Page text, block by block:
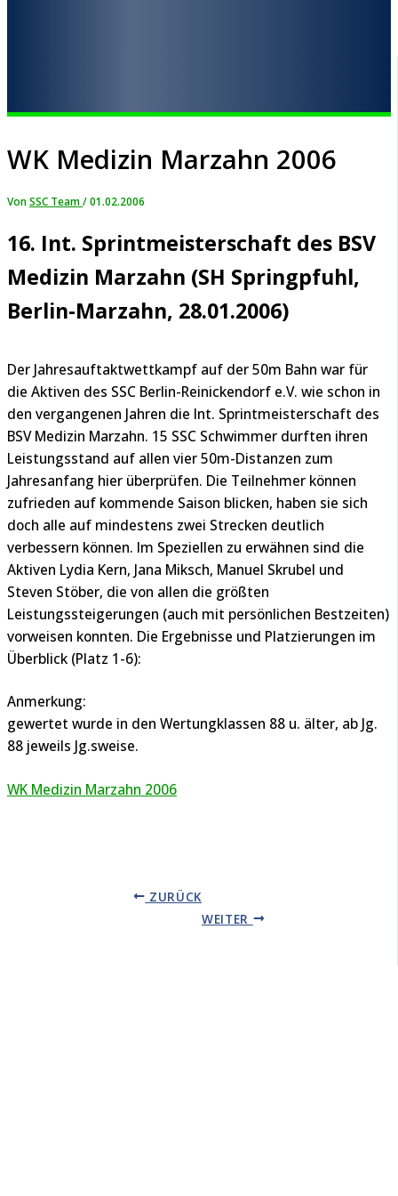
WK Medizin Marzahn 2006
VonSSC Team/01.02.2006
16. Int. Sprintmeisterschaft des BSV
Medizin Marzahn (SH Springpfuhl,
Berlin-Marzahn, 28.01.2006)
Der Jahresauftaktwettkampf auf der 50m Bahn war für
die Aktiven des SSC Berlin-Reinickendorf e.V. wie schon in
den vergangenen Jahren die Int. Sprintmeisterschaft des
BSV Medizin Marzahn. 15 SSC Schwimmer durften ihren
Leistungsstand auf allen vier 50m-Distanzen zum
Jahresanfang hier überprüfen. Die Teilnehmer können
zufrieden auf kommende Saison blicken, haben sie sich
doch alle auf mindestens zwei Strecken deutlich
verbessern können. Im Speziellen zu erwähnen sind die
Aktiven Lydia Kern, Jana Miksch, Manuel Skrubel und
Steven Stöber, die von allen die größten
Leistungssteigerungen (auch mit persönlichen Bestzeiten)
vorweisen konnten. Die Ergebnisse und Platzierungen im
Überblick (Platz 1-6):
Anmerkung:
gewertet wurde in den Wertungklassen 88 u. älter, ab Jg.
88 jeweils Jg.sweise.
WK Medizin Marzahn 2006
ZURÜCK
WEITER